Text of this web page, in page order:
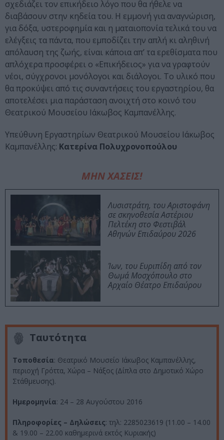
σχεδιάζει τον επικήδειο λόγο που θα ήθελε να
διαβάσουν στην κηδεία του. Η εμμονή για αναγνώριση,
για δόξα, υστεροφημία και η ματαιοπονία τελικά του να
ελέγξεις τα πάντα, που εμποδίζει την απλή κι αληθινή
απόλαυση της ζωής, είναι κάποια απ’ τα ερεθίσματα που
απλόχερα προσφέρει ο «Επικήδειος» για να γραφτούν
νέοι, σύγχρονοι μονόλογοι και διάλογοι. Το υλικό που
θα προκύψει από τις συναντήσεις του εργαστηρίου, θα
αποτελέσει μια παράσταση ανοιχτή στο κοινό του
Θεατρικού Μουσείου Ιάκωβος Καμπανέλλης.
Υπεύθυνη Εργαστηρίων Θεατρικού Μουσείου Ιάκωβος
Καμπανέλλης: Κατερίνα Πολυχρονοπούλου
ΜΗΝ ΧΑΣΕΙΣ!
Λυσιστράτη, του Αριστοφάνη
σε σκηνοθεσία Αστέριου
Πελτέκη στο Φεστιβάλ
Αθηνών Επιδαύρου 2026
Ίων, του Ευριπίδη από τον
Θωμά Μοσχόπουλο στο
Αρχαίο Θέατρο Επιδαύρου
Ταυτότητα
Τοποθεσία: Θεατρικό Μουσείο Ιάκωβος Καμπανέλλης,
περιοχή Γρόττα, Χώρα – Νάξος (Δίπλα στο Δημοτικό Χώρο
Στάθμευσης).
Ημερομηνία: 24 – 28 Αυγούστου 2016
Πληροφορίες – Δηλώσεις: τηλ: 2285023619 (11.00 – 14.00
& 19.00 – 22.00 καθημερινά εκτός Κυριακής)